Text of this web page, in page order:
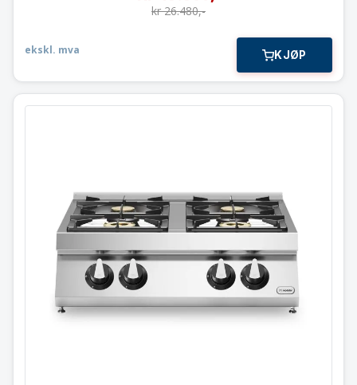
kr26.480,-
ekskl. mva KJØP
Gass koketopp
4 bluss 21,5 kW
Modular 80×73 cm